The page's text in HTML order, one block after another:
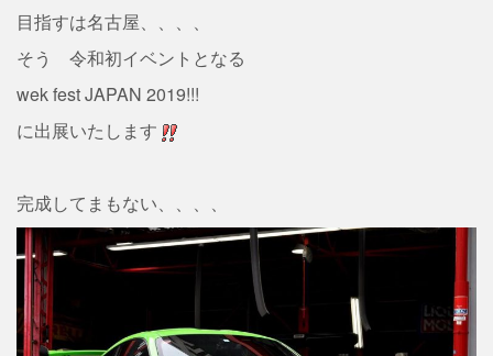
目指すは名古屋、、、、
そう 令和初イベントとなる
wek fest JAPAN 2019!!!
に出展いたします
完成してまもない、、、、